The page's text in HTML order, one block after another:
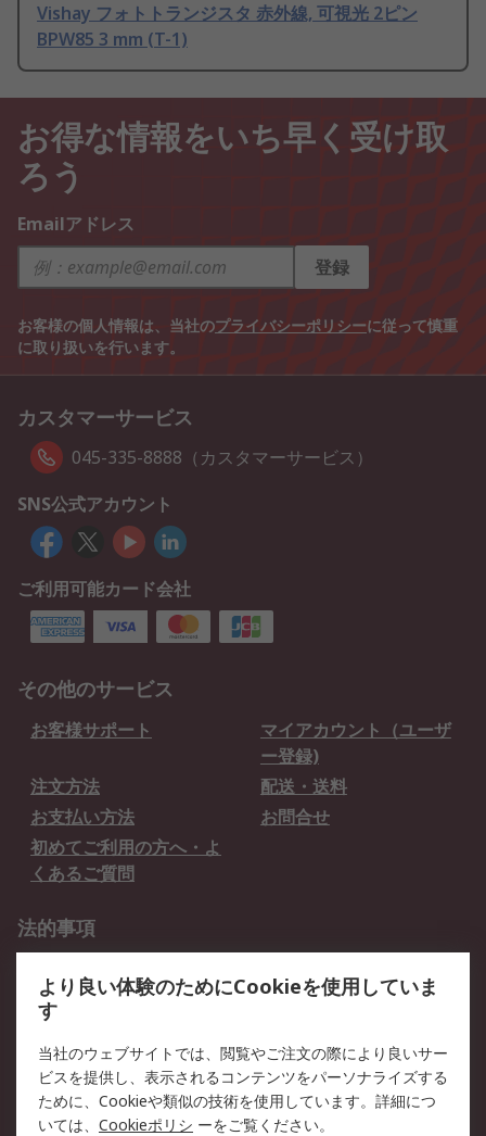
Vishay フォトトランジスタ 赤外線, 可視光 2ピン
BPW85 3 mm (T-1)
お得な情報をいち早く受け取
ろう
Emailアドレス
登録
お客様の個人情報は、当社のプライバシーポリシーに従って慎重
に取り扱いを行います。
カスタマーサービス
045-335-8888（カスタマーサービス）
SNS公式アカウント
ご利用可能カード会社
その他のサービス
お客様サポート
マイアカウント（ユーザ
ー登録)
注文方法
配送・送料
お支払い方法
お問合せ
初めてご利用の方へ・よ
くあるご質問
法的事項
クッキーポリシー
RSについて
会社概要
採用情報
プレスリリース＆お知ら
コーポレートサイト
より良い体験のためにCookieを使用していま
す
当社のウェブサイトでは、閲覧やご注文の際により良いサー
ビスを提供し、表示されるコンテンツをパーソナライズする
ために、Cookieや類似の技術を使用しています。詳細につ
いては、 Cookieポリシ ーをご覧ください。